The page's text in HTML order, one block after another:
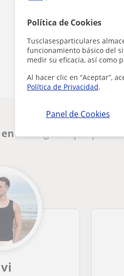
Política de Cookies
Tusclasesparticulares
funcionamiento básico del
medir su eficacia, así como
Al hacer clic en “Aceptar”,
Política de Privacidad.
Panel de Cookies
Tarragona que